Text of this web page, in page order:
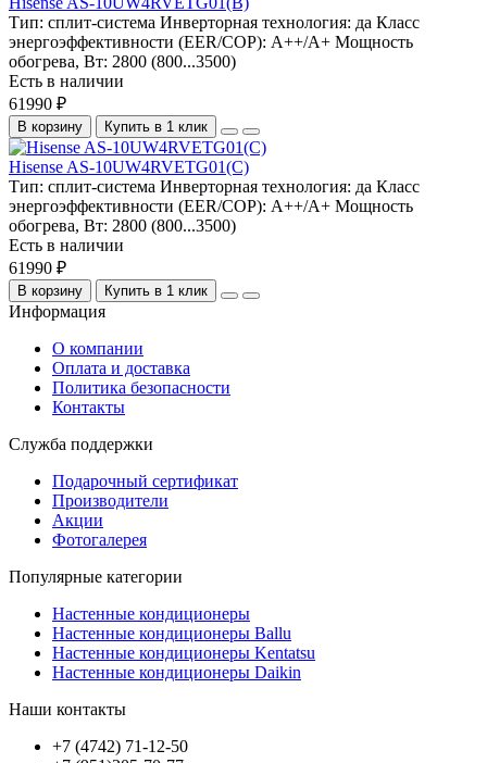
Тип: сплит-система Инверторная технология: да Класс
энергоэффективности (EER/COP): A++/A+ Мощность
обогрева, Вт: 2800 (800...3500)
Есть в наличии
61990 ₽
В корзину Купить в 1 клик
Hisense AS-10UW4RVETG01(C)
Тип: сплит-система Инверторная технология: да Класс
энергоэффективности (EER/COP): A++/A+ Мощность
обогрева, Вт: 2800 (800...3500)
Есть в наличии
61990 ₽
В корзину Купить в 1 клик
Информация
О компании
Оплата и доставка
Политика безопасности
Контакты
Служба поддержки
Подарочный сертификат
Производители
Акции
Фотогалерея
Популярные категории
Настенные кондиционеры
Настенные кондиционеры Ballu
Настенные кондиционеры Kentatsu
Настенные кондиционеры Daikin
Наши контакты
+7 (4742) 71-12-50